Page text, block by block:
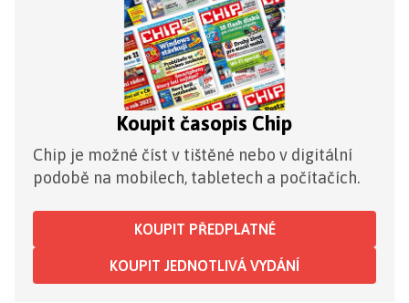
Koupit časopis Chip
Chip je možné číst v tištěné nebo v digitální
podobě na mobilech, tabletech a počítačích.
KOUPIT PŘEDPLATNÉ
KOUPIT JEDNOTLIVÁ VYDÁNÍ